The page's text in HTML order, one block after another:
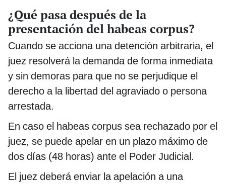
¿Qué pasa después de la
presentación del habeas corpus?
Cuando se acciona una detención arbitraria, el
juez resolverá la demanda de forma inmediata
y sin demoras para que no se perjudique el
derecho a la libertad del agraviado o persona
arrestada.
En caso el habeas corpus sea rechazado por el
juez, se puede apelar en un plazo máximo de
dos días (48 horas) ante el Poder Judicial.
El juez deberá enviar la apelación a una